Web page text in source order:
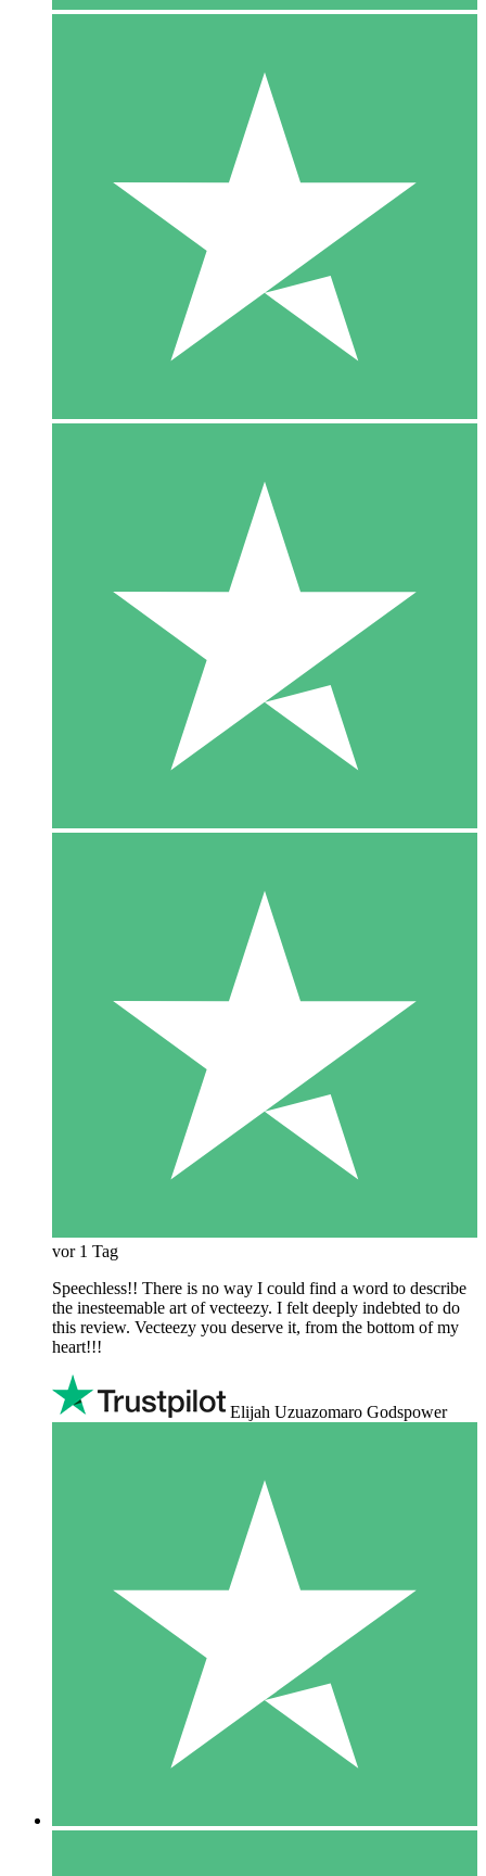
vor 1 Tag
Speechless!! There is no way I could find a word to describe
the inesteemable art of vecteezy. I felt deeply indebted to do
this review. Vecteezy you deserve it, from the bottom of my
heart!!!
Elijah Uzuazomaro Godspower